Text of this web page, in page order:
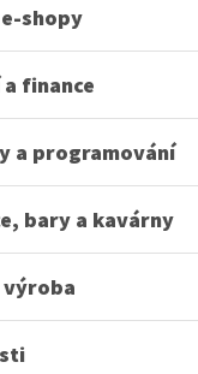
shopy
finance
a programování
bary a kavárny